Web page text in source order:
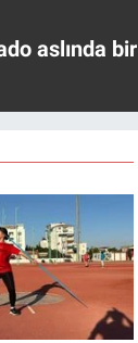
aslında bir